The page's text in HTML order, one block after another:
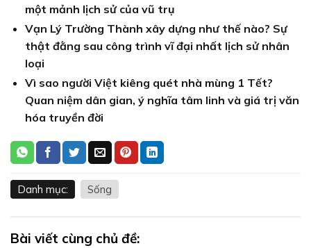
một mảnh lịch sử của vũ trụ
Vạn Lý Trường Thành xây dựng như thế nào? Sự
thật đằng sau công trình vĩ đại nhất lịch sử nhân
loại
Vì sao người Việt kiêng quét nhà mùng 1 Tết?
Quan niệm dân gian, ý nghĩa tâm linh và giá trị văn
hóa truyền đời
Danh mục: Sống
Bài viết cùng chủ đề: